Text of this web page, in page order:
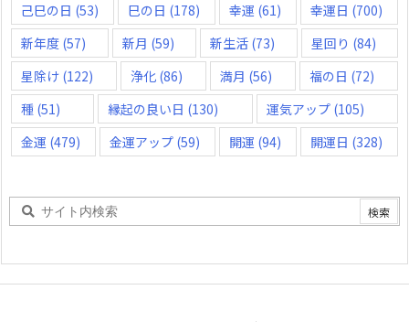
己巳の日 (53) 巳の日 (178) 幸運 (61) 幸運日 (700)
新年度 (57) 新月 (59) 新生活 (73) 星回り (84)
星除け (122) 浄化 (86) 満月 (56) 福の日 (72)
種 (51) 縁起の良い日 (130) 運気アップ(105)
金運 (479) 金運アップ (59) 開運 (94) 開運日 (328)